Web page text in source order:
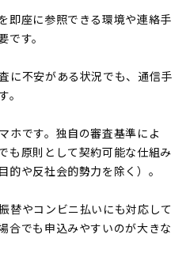
即座に参照できる環境や連絡手
す。
に不安がある状況でも、通信手
ホです。独自の審査基準によ
も原則として契約可能な仕組み
や反社会的勢力を除く）。
替やコンビニ払いにも対応して
合でも申込みやすいのが大きな